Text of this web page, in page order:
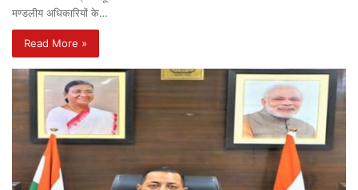
मण्डलीय अधिकारियों के…
Read More »